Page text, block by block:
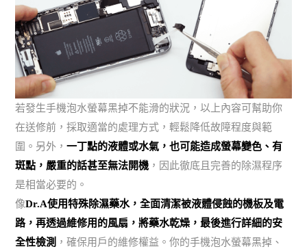
若發生手機泡水螢幕黑掉不能滑的狀況，以上內容可幫助你
在送修前，採取適當的處理方式，輕鬆降低故障程度與範
圍。另外，一丁點的液體或水氣，也可能造成螢幕變色、有
斑點，嚴重的話甚至無法開機 ，因此徹底且完善的除濕程序
是相當必要的。
像Dr.A使用特殊除濕藥水，全面清潔被液體侵蝕的機板及電
路，再透過維修用的風扇，將藥水乾燥，最後進行詳細的安
全性檢測 ，確保用戶的維修權益。你的手機泡水螢幕黑掉、